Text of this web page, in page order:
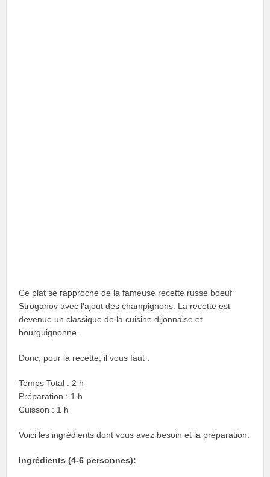
Ce plat se rapproche de la fameuse recette russe boeuf
Stroganov avec l’ajout des champignons. La recette est
devenue un classique de la cuisine dijonnaise et
bourguignonne.
Donc, pour la recette, il vous faut :
Temps Total : 2 h
Préparation : 1 h
Cuisson : 1 h
Voici les ingrédients dont vous avez besoin et la préparation:
Ingrédients (4-6 personnes):